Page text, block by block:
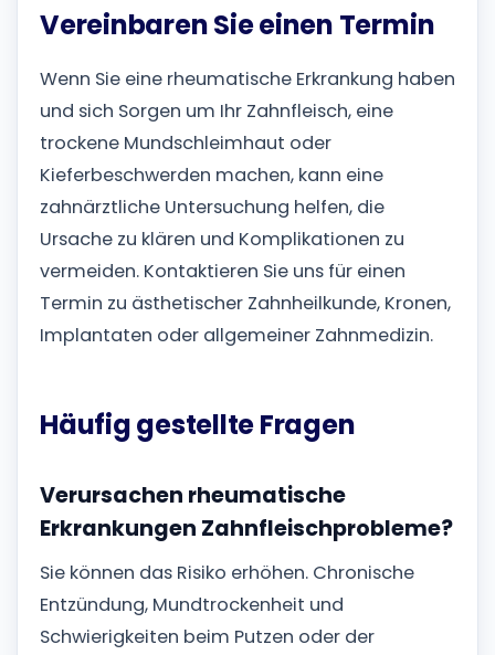
Vereinbaren Sie einen Termin
Wenn Sie eine rheumatische Erkrankung haben
und sich Sorgen um Ihr Zahnfleisch, eine
trockene Mundschleimhaut oder
Kieferbeschwerden machen, kann eine
zahnärztliche Untersuchung helfen, die
Ursache zu klären und Komplikationen zu
vermeiden. Kontaktieren Sie uns für einen
Termin zu ästhetischer Zahnheilkunde, Kronen,
Implantaten oder allgemeiner Zahnmedizin.
Häufig gestellte Fragen
Verursachen rheumatische
Erkrankungen Zahnfleischprobleme?
Sie können das Risiko erhöhen. Chronische
Entzündung, Mundtrockenheit und
Schwierigkeiten beim Putzen oder der